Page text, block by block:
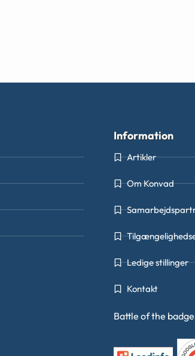
Information
Artikler
Om Konvad
Ledige stillinger
Kontakt
Battle of the